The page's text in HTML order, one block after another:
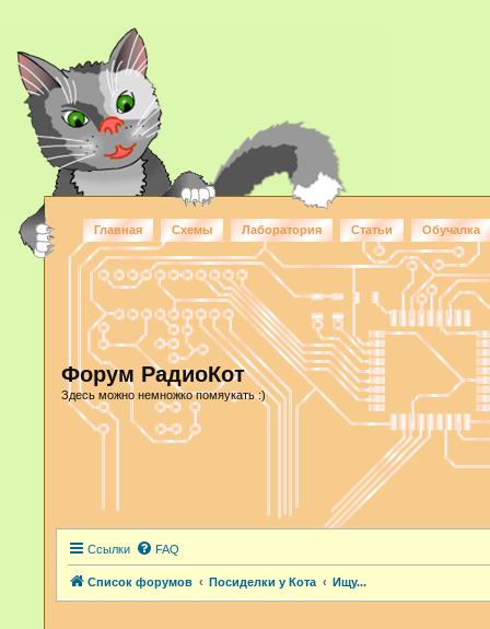
Главная Схемы Лаборатория Статьи Обучалка
Форум РадиоКот
Здесь можно немножко помяукать :)
Ссылки FAQ
Список форумов Посиделки у Кота Ищу...